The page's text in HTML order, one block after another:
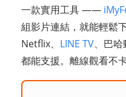
一款實用工具 ——
組影片連結，就能輕鬆
Netflix、 LINE TV、巴
都能支援。離線觀看不